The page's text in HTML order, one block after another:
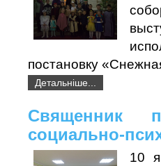
постановку
Детальніше...
Священник
социально-
10